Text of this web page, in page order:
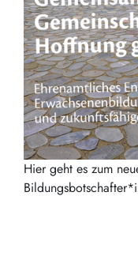
Hier geht es zum